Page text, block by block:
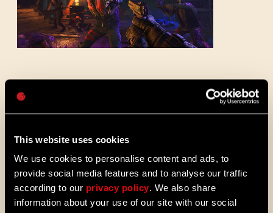
This website uses cookies
We use cookies to personalise content and ads, to
provide social media features and to analyse our traffic
according to our privacy policy. We also share
information about your use of our site with our social
我们还可以对敌人造成更大的破坏——比如砍
掉肢体和在他们身上打出洞。我们的努力最
终在引入枪械这一块得到了小小的升华。借
光芒》招牌的爽快战斗中。
我已经如数家珍般仔细检查了我们在游戏中
加入的所有功能，以及自游戏推出以来我们
发布的十多次更新。我们一直在按照自己的
电子邮箱地址
密码